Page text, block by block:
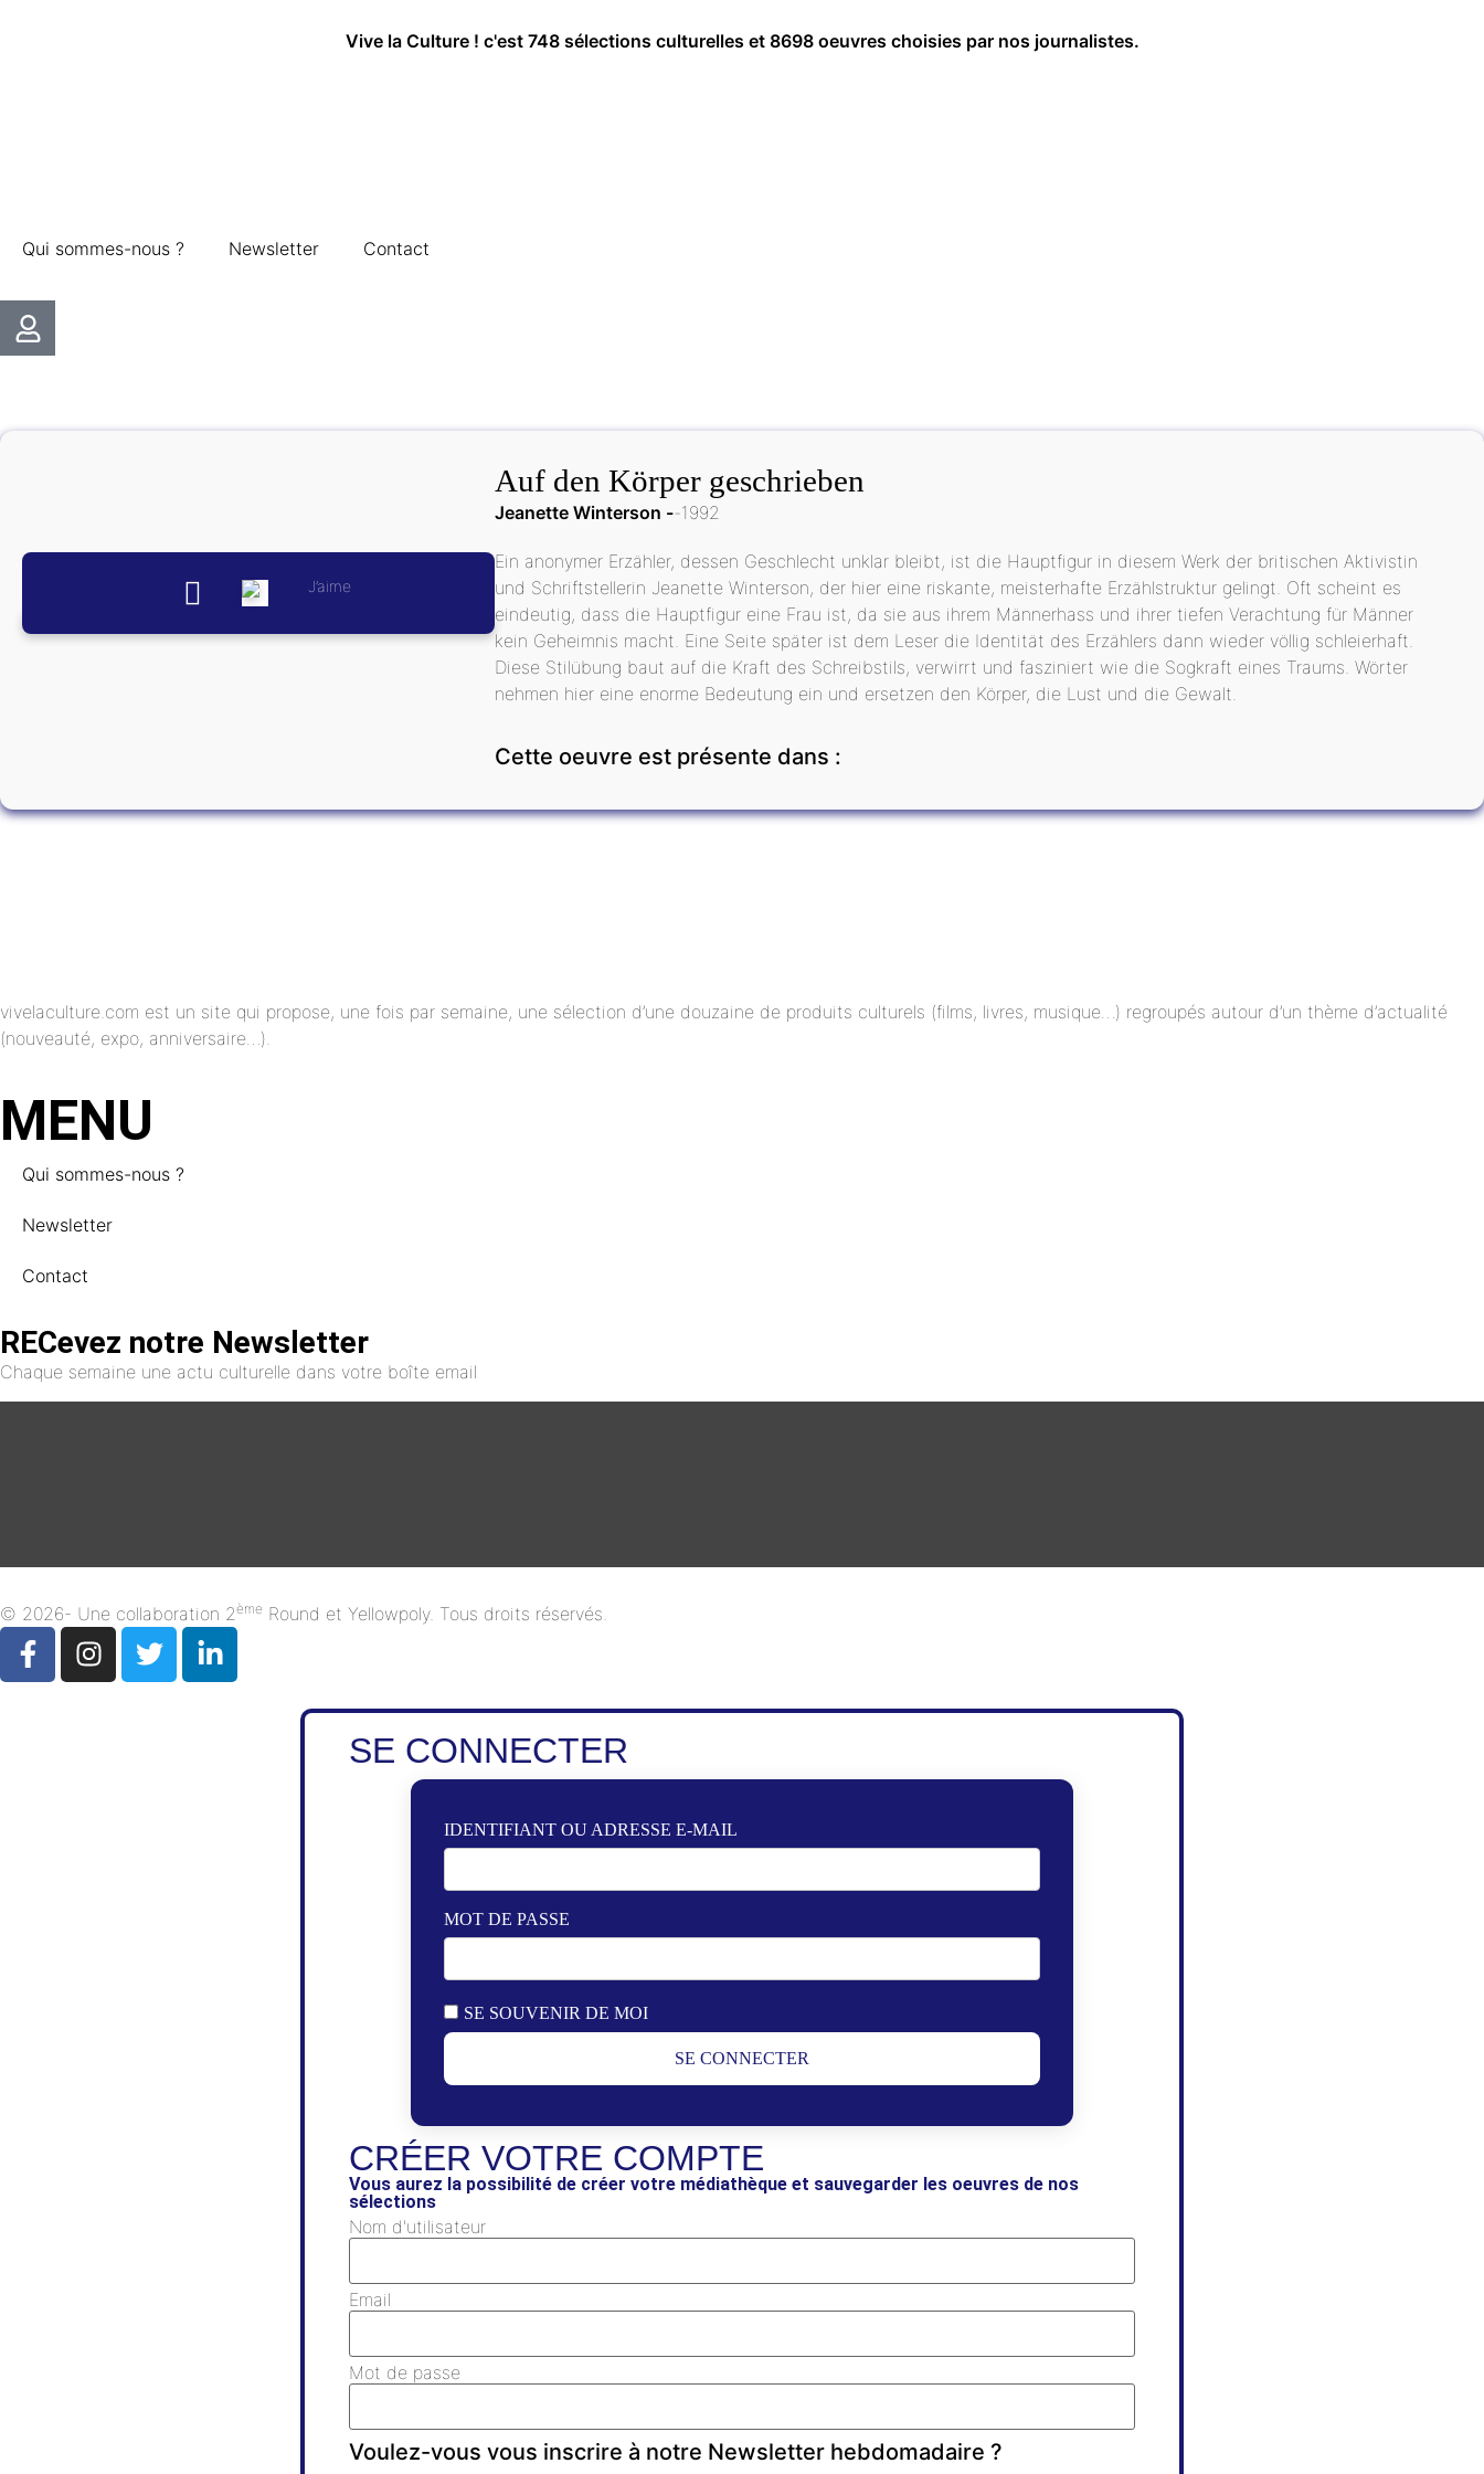
Vive la Culture ! c'est 748 sélections culturelles et 8698 oeuvres choisies par nos journalistes.
Qui sommes-nous ? Newsletter Contact
J’aime
Auf den Körper geschrieben
Jeanette Winterson 1992
Ein anonymer Erzähler, dessen Geschlecht unklar bleibt, ist die Hauptfigur in diesem Werk der britischen Aktivistin
und Schriftstellerin Jeanette Winterson, der hier eine riskante, meisterhafte Erzählstruktur gelingt. Oft scheint es
eindeutig, dass die Hauptfigur eine Frau ist, da sie aus ihrem Männerhass und ihrer tiefen Verachtung für Männer
kein Geheimnis macht. Eine Seite später ist dem Leser die Identität des Erzählers dann wieder völlig schleierhaft.
Diese Stilübung baut auf die Kraft des Schreibstils, verwirrt und fasziniert wie die Sogkraft eines Traums. Wörter
nehmen hier eine enorme Bedeutung ein und ersetzen den Körper, die Lust und die Gewalt.
Cette oeuvre est présente dans :
vivelaculture.com est un site qui propose, une fois par semaine, une sélection d’une douzaine de produits culturels (films, livres, musique…) regroupés autour d’un thème d’actualité
(nouveauté, expo, anniversaire…).
MENU
Qui sommes-nous ?
Newsletter
Contact
RECevez notre Newsletter
Chaque semaine une actu culturelle dans votre boîte email
© 2026- Une collaboration 2ème Round et Yellowpoly. Tous droits réservés.
SE CONNECTER
IDENTIFIANT OU ADRESSE E-MAIL
MOT DE PASSE
SE SOUVENIR DE MOI
SE CONNECTER
CRÉER VOTRE COMPTE
Vous aurez la possibilité de créer votre médiathèque et sauvegarder les oeuvres de nos
sélections
Nom d'utilisateur
Email
Mot de passe
Voulez-vous vous inscrire à notre Newsletter hebdomadaire ?